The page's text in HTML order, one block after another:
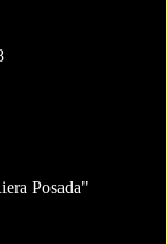
Posada"